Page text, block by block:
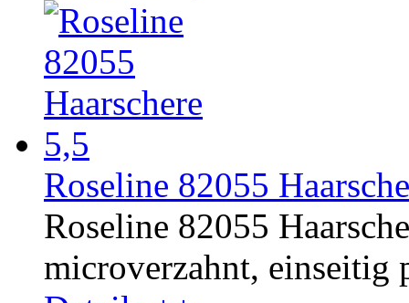
Roseline 82055
Roseline 82055
microverzahnt, einseitig